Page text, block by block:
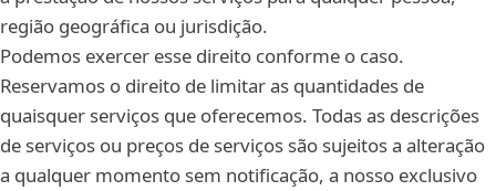
região geográfica ou jurisdição.
Podemos exercer esse direito conforme o caso.
Reservamos o direito de limitar as quantidades de
quaisquer serviços que oferecemos. Todas as descrições
de serviços ou preços de serviços são sujeitos a alteração
a qualquer momento sem notificação, a nosso exclusivo